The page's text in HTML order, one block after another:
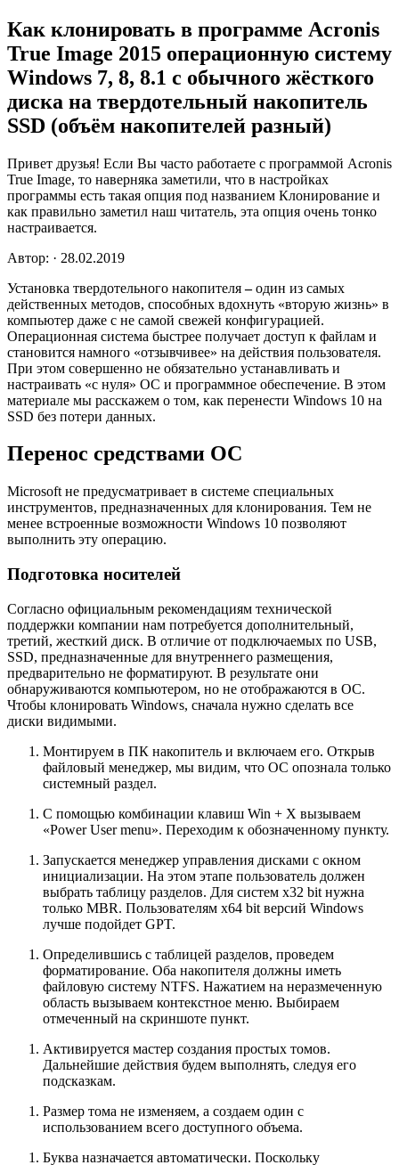
Как клонировать в программе Acronis
True Image 2015 операционную систему
Windows 7, 8, 8.1 с обычного жёсткого
диска на твердотельный накопитель
SSD (объём накопителей разный)
Привет друзья! Если Вы часто работаете с программой Acronis
True Image, то наверняка заметили, что в настройках
программы есть такая опция под названием Клонирование и
как правильно заметил наш читатель, эта опция очень тонко
настраивается.
Автор: · 28.02.2019
Установка твердотельного накопителя–один из самых
действенных методов, способных вдохнуть «вторую жизнь» в
компьютер даже с не самой свежей конфигурацией.
Операционная система быстрее получает доступ к файлам и
становится намного «отзывчивее» на действия пользователя.
При этом совершенно не обязательно устанавливать и
настраивать «с нуля» ОС и программное обеспечение. В этом
материале мы расскажем о том, как перенести Windows 10 на
SSD без потери данных.
Перенос средствами ОС
Microsoft не предусматривает в системе специальных
инструментов, предназначенных для клонирования. Тем не
менее встроенные возможности Windows 10 позволяют
выполнить эту операцию.
Подготовка носителей
Согласно официальным рекомендациям технической
поддержки компании нам потребуется дополнительный,
третий, жесткий диск. В отличие от подключаемых по USB,
SSD, предназначенные для внутреннего размещения,
предварительно не форматируют. В результате они
обнаруживаются компьютером, но не отображаются в ОС.
Чтобы клонировать Windows, сначала нужно сделать все
диски видимыми.
Монтируем в ПК накопитель и включаем его. Открыв
файловый менеджер, мы видим, что ОС опознала только
системный раздел.
С помощью комбинации клавиш Win + X вызываем
«Power User menu». Переходим к обозначенному пункту.
Запускается менеджер управления дисками с окном
инициализации. На этом этапе пользователь должен
выбрать таблицу разделов. Для систем x32 bit нужна
только MBR. Пользователям x64 bit версий Windows
лучше подойдет GPT.
Определившись с таблицей разделов, проведем
форматирование. Оба накопителя должны иметь
файловую систему NTFS. Нажатием на неразмеченную
область вызываем контекстное меню. Выбираем
отмеченный на скриншоте пункт.
Активируется мастер создания простых томов.
Дальнейшие действия будем выполнять, следуя его
подсказкам.
Размер тома не изменяем, а создаем один с
использованием всего доступного объема.
Буква назначается автоматически. Поскольку